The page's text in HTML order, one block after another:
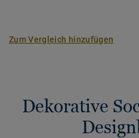
Zum Vergleich hinzufügen
Dekorative